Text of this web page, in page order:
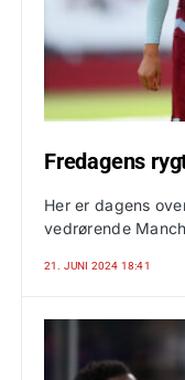
Fredagens
Her er dagens
vedrørende
21. JUNI 2024 18:41